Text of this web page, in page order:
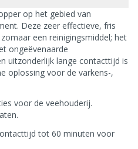
op het gebied van
Deze zeer effectieve, fris
een reinigingsmiddel; het
ongeëvenaarde
uitzonderlijk lange contacttijd is
oplossing voor de varkens-,
voor de veehouderij.
tot 60 minuten voor